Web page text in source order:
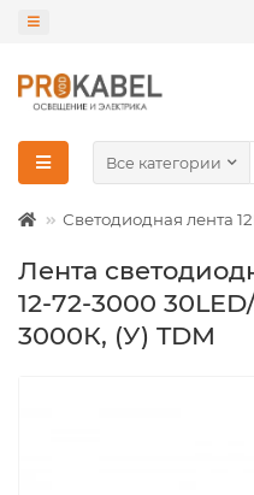
Все категории
Светодиодная лента
Лента
12-72-3000
3000К, (У) TDM